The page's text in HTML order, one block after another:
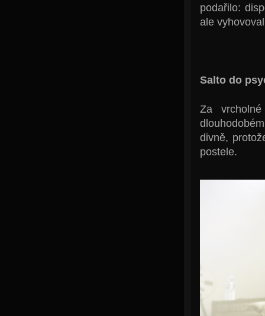
podařilo:
ale
Salto do
Za
divně,
postele.